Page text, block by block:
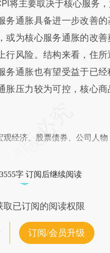
主要取决于核心服务，
务通胀具备进一步改善
或为核心服务通胀的改
行风险。结构来看，住
务通胀也有望受益于已
胀压力较为可控，核心
观经济、股票债券、公司人物
字 订阅后继续阅读
已订阅的阅读权限
订阅/会员升级